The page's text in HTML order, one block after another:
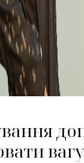
вагу